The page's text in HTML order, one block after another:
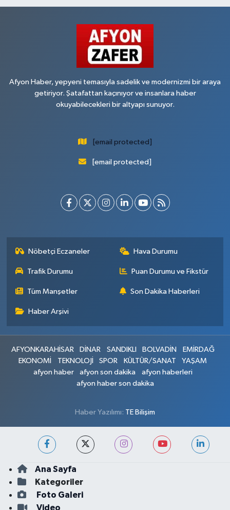
Afyon Haber, yepyeni temasıyla sadelik ve modernizmi bir araya
getiriyor. Şatafattan kaçınıyor ve insanlara haber
okuyabilecekleri bir altyapı sunuyor.
[email protected]
[email protected]
Nöbetçi Eczaneler Hava Durumu
Trafik Durumu Puan Durumu ve Fikstür
Tüm Manşetler Son Dakika Haberleri
Haber Arşivi
AFYONKARAHİSAR DİNAR SANDIKLI BOLVADİN
EMİRDAĞ
EKONOMİ
TEKNOLOJİ SPOR KÜLTÜR/SANAT
YAŞAM
afyon haber
afyon son dakika
afyon haberleri
afyon haber son dakika
Haber Yazılımı: TE Bilişim
Ana Sayfa
Kategoriler
Foto Galeri
Video